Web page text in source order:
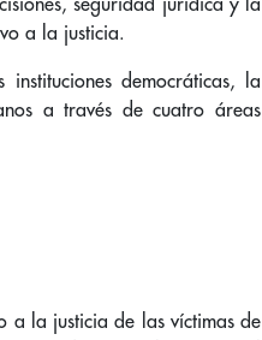
seguridad jurídica y la
a la justicia.
democráticas, la
a través de cuatro áreas
a la justicia de las víctimas de